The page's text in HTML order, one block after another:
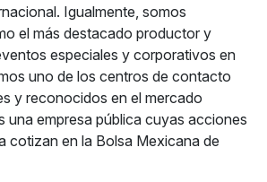
Igualmente, somos
el más destacado productor y
especiales y corporativos en
uno de los centros de contacto
y reconocidos en el mercado
una empresa pública cuyas acciones
cotizan en la Bolsa Mexicana de